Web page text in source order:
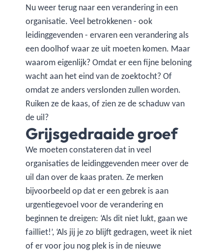
Nu weer terug naar een verandering in een
organisatie. Veel betrokkenen - ook
leidinggevenden - ervaren een verandering als
een doolhof waar ze uit moeten komen. Maar
waarom eigenlijk? Omdat er een fijne beloning
wacht aan het eind van de zoektocht? Of
omdat ze anders verslonden zullen worden.
Ruiken ze de kaas, of zien ze de schaduw van
de uil?
Grijsgedraaide groef
We moeten constateren dat in veel
organisaties de leidinggevenden meer over de
uil dan over de kaas praten. Ze merken
bijvoorbeeld op dat er een gebrek is aan
urgentiegevoel voor de verandering en
beginnen te dreigen: ‘Als dit niet lukt, gaan we
failliet!’, ‘Als jij je zo blijft gedragen, weet ik niet
of er voor jou nog plek is in de nieuwe